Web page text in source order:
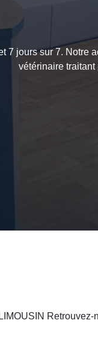
7 jours sur 7. Notre
vétérinaire
Retrouvez-